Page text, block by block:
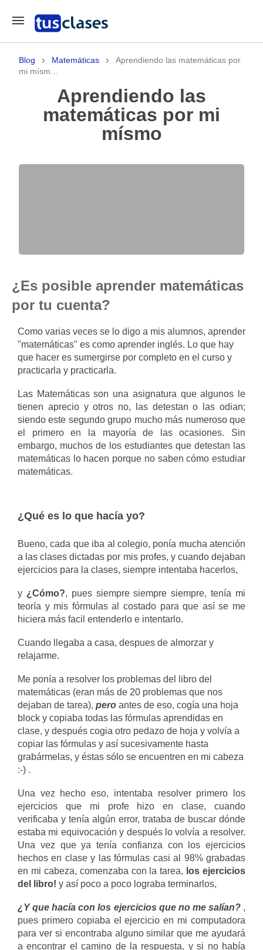
Blog Matemáticas
Aprendiendo las matemáticas por
mi mísm...
Aprendiendo las
matemáticas por mi
mísmo
¿Es posible aprender matemáticas
por tu cuenta?
Como varias veces se lo digo a mis alumnos, aprender
"matemáticas" es como aprender inglés. Lo que hay
que hacer es sumergirse por completo en el curso y
practicarla y practicarla.
Las Matemáticas son una asignatura que algunos le
tienen aprecio y otros no, las detestan o las odian;
siendo este segundo grupo mucho más numeroso que
el primero en la mayoría de las ocasiones. Sin
embargo, muchos de los estudiantes que detestan las
matemáticas lo hacen porque no saben cómo estudiar
matemáticas.
¿Qué es lo que hacía yo?
Bueno, cada que iba al colegio, ponía mucha atención
a las clases dictadas por mis profes, y cuando dejaban
ejercicios para la clases, siempre intentaba hacerlos,
y ¿Cómo?, pues siempre siempre siempre, tenía mi
teoría y mis fórmulas al costado para que así se me
hiciera más facil entenderlo e intentarlo.
Cuando llegaba a casa, despues de almorzar y
relajarme.
Me ponía a resolver los problemas del libro del
matemáticas (eran más de 20 problemas que nos
dejaban de tarea), pero antes de eso, cogía una hoja
block y copiaba todas las fórmulas aprendidas en
clase, y después cogia otro pedazo de hoja y volvía a
copiar las fórmulas y así sucesivamente hasta
grabármelas, y éstas sólo se encuentren en mi cabeza
:-) .
Una vez hecho eso, intentaba resolver primero los
ejercicios que mi profe hizo en clase, cuando
verificaba y tenía algún error, trataba de buscar dónde
estaba mi equivocación y después lo volvía a resolver.
Una vez que ya tenía confianza con los ejercicios
hechos en clase y las fórmulas casi al 98% grabadas
en mi cabeza, comenzaba con la tarea, los ejercicios
del libro! y así poco a poco lograba terminarlos,
¿Y que hacía con los ejercicios que no me salían?,
pues primero copiaba el ejercicio en mi computadora
para ver si encontraba alguno similar que me ayudará
a encontrar el camino de la respuesta, y si no había